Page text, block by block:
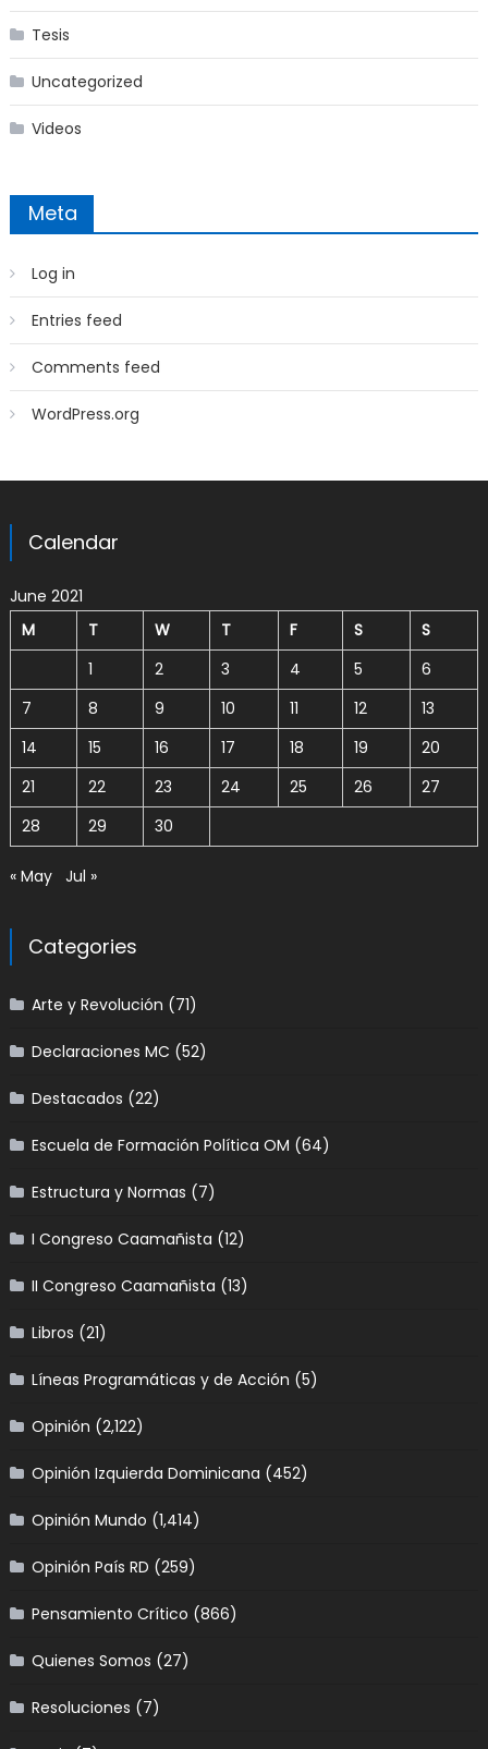
Tesis
Uncategorized
Videos
Meta
Log in
Entries feed
Comments feed
WordPress.org
Calendar
June 2021
M
T W T F S
S
1
2 3 4 5
6
7
8 9 10 11 12
13
14
15 16 17 18 19
20
21
22 23 24 25 26
27
28
29 30
« May Jul »
Categories
Arte y Revolución (71)
Declaraciones MC (52)
Destacados (22)
Escuela de Formación Política OM (64)
Estructura y Normas (7)
I Congreso Caamañista (12)
II Congreso Caamañista (13)
Libros (21)
Líneas Programáticas y de Acción (5)
Opinión (2,122)
Opinión Izquierda Dominicana (452)
Opinión Mundo (1,414)
Opinión País RD (259)
Pensamiento Crítico (866)
Quienes Somos (27)
Resoluciones (7)